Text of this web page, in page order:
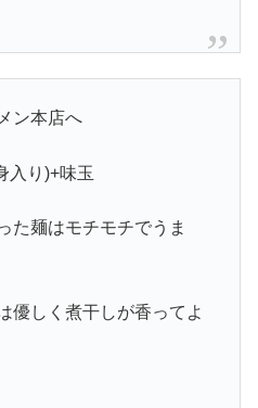
ン本店へ
入り)+味玉
た麺はモチモチでうま
優しく煮干しが香ってよ